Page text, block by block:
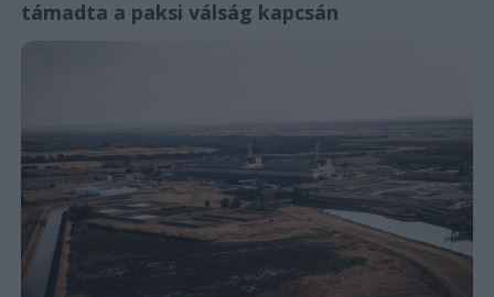
támadta a paksi válság kapcsán